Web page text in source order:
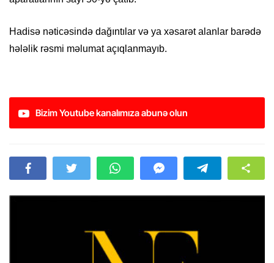
Hadisə nəticəsində dağıntılar və ya xəsarət alanlar barədə
hələlik rəsmi məlumat açıqlanmayıb.
Bizim Youtube kanalımıza abunə olun